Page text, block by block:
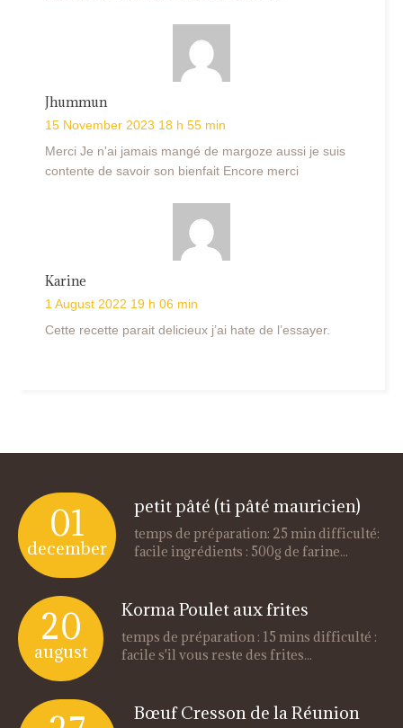
Jhummun
15 November 2023 18 h 55 min
Merci Je n'ai jamais mangé de margoze aussi je suis
contente de savoir son bienfait Encore merci
Karine
1 August 2022 19 h 06 min
Cette recette parait delicieux j’ai hate de l’essayer.
01
december
petit pâté (ti pâté mauricien)
temps de préparation: 25 min difficulté:
facile ingrédients : 500g de farine...
20
august
Korma Poulet aux frites
temps de préparation : 15 mins difficulté :
facile s'il vous reste des frites...
Bœuf Cresson de la Réunion